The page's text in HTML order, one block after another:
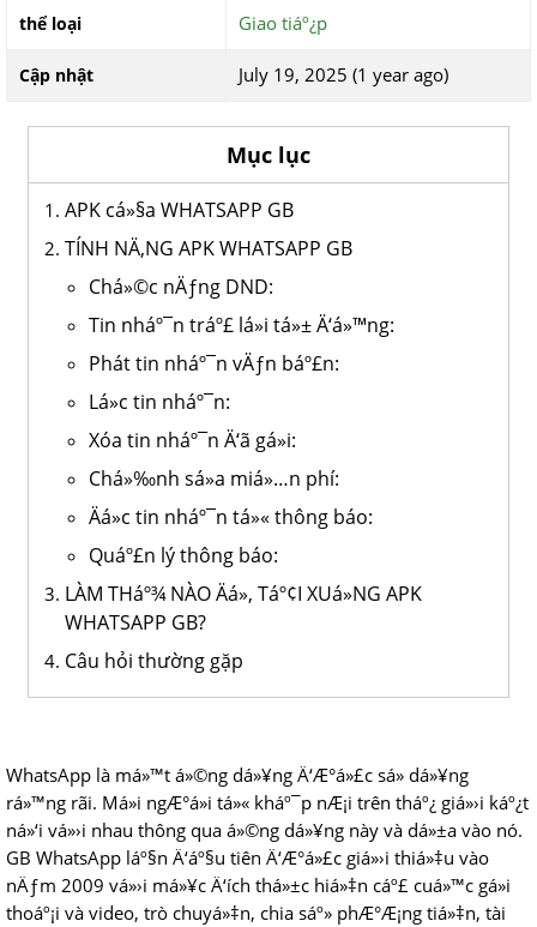
thể loại Giao tiáº¿p
Cập nhật July 19, 2025 (1 year ago)
Mục lục
APK cá»§a WHATSAPP GB
TÍNH NÄ‚NG APK WHATSAPP GB
Chá»©c nÄƒng DND:
Tin nháº¯n tráº£ lá»i tá»± Ä‘á»™ng:
Phát tin nháº¯n vÄƒn báº£n:
Lá»c tin nháº¯n:
Xóa tin nháº¯n Ä‘ã gá»­i:
Chá»‰nh sá»­a miá»…n phí:
Äá»c tin nháº¯n tá»« thông báo:
Quáº£n lý thông báo:
LÀM THáº¾ NÀO Äá»‚ Táº¢I XUá»NG APK
WHATSAPP GB?
Câu hỏi thường gặp
WhatsApp là má»™t á»©ng dá»¥ng Ä‘Æ°á»£c sá»­ dá»¥ng
rá»™ng rãi. Má»i ngÆ°á»i tá»« kháº¯p nÆ¡i trên tháº¿ giá»›i káº¿t
ná»‘i vá»›i nhau thông qua á»©ng dá»¥ng này và dá»±a vào nó.
GB WhatsApp láº§n Ä‘áº§u tiên Ä‘Æ°á»£c giá»›i thiá»‡u vào
nÄƒm 2009 vá»›i má»¥c Ä‘ích thá»±c hiá»‡n cáº£ cuá»™c gá»i
thoáº¡i và video, trò chuyá»‡n, chia sáº» phÆ°Æ¡ng tiá»‡n, tài